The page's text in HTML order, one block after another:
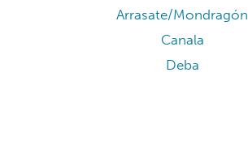
Arrasate/Mondragón
Canala
Deba